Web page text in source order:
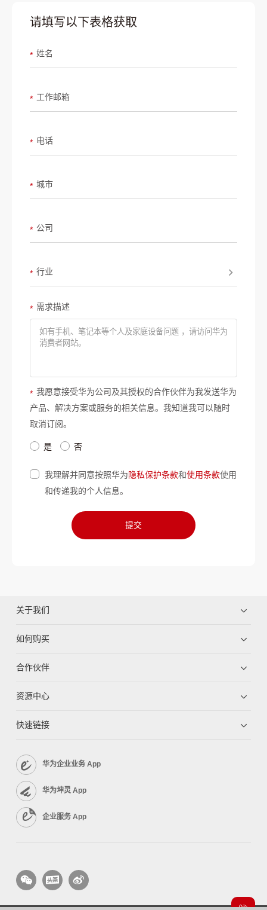
区节能联动、病人跌倒检测等智能应用；业界首个全光园区运维智
槛，真正实现一人管理一园区。
请填写以下表格获取
* 姓名
* 工作邮箱
* 电话
* 城市
* 公司
* 行业
* 需求描述
* 我愿意接受华为公司及其授权的合作伙伴为我发送华为
产品、解决方案或服务的相关信息。我知道我可以随时
取消订阅。
是 否
我理解并同意按照华为隐私保护条款和使用条款使用
和传递我的个人信息。
提交
关于我们
如何购买
合作伙伴
资源中心
快速链接
华为企业业务 App
华为坤灵 App
企业服务 App